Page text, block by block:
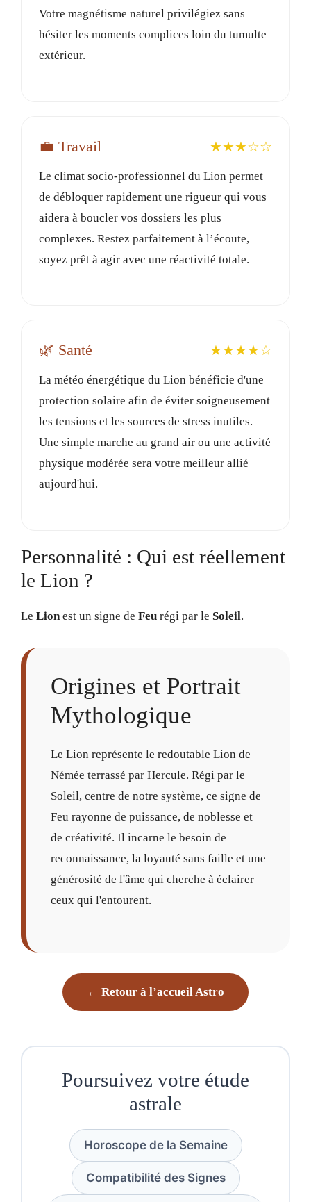
Votre magnétisme naturel privilégiez sans
hésiter les moments complices loin du tumulte
extérieur.
💼 Travail ★★★☆☆
Le climat socio-professionnel du Lion permet
de débloquer rapidement une rigueur qui vous
aidera à boucler vos dossiers les plus
complexes. Restez parfaitement à l’écoute,
soyez prêt à agir avec une réactivité totale.
🌿 Santé ★★★★☆
La météo énergétique du Lion bénéficie d'une
protection solaire afin de éviter soigneusement
les tensions et les sources de stress inutiles.
Une simple marche au grand air ou une activité
physique modérée sera votre meilleur allié
aujourd'hui.
Personnalité : Qui est réellement
le Lion ?
Le Lion est un signe de Feu régi par le Soleil.
Origines et Portrait
Mythologique
Le Lion représente le redoutable Lion de
Némée terrassé par Hercule. Régi par le
Soleil, centre de notre système, ce signe de
Feu rayonne de puissance, de noblesse et
de créativité. Il incarne le besoin de
reconnaissance, la loyauté sans faille et une
générosité de l'âme qui cherche à éclairer
ceux qui l'entourent.
← Retour à l’accueil Astro
Poursuivez votre étude
astrale
Horoscope de la Semaine
Compatibilité des Signes